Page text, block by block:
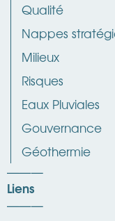
Qualité
Nappes
Milieux
Risques
Eaux Pluviales
Gouvernance
Géothermie
Liens